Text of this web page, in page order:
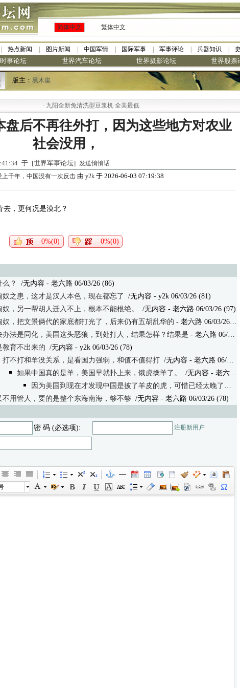
简体中文 繁体中文
热点新闻 图片新闻 中国军情 国际军事 军事评论 兵器知识
事论坛 世界汽车论坛 世界摄影论坛 世界股票
版主： 黑木崖
九阳全新免清洗型豆浆机 全美最低
盘后不再往外打，因为这些地方对农业
社会没用，
于 [世界军事论坛] 发送悄悄话
千年，中国没有一次反击 由 y2k 于 2026-06-03 07:19:38
去，更何况是漠北？
0%(0) 0%(0)
？
/无内容 - 老六路 06/03/26 (86)
之患，这才是汉人本色，现在都忘了
/无内容 - y2k 06/03/26 (81)
，另一帮胡人迁入不上，根本不能根绝。
/无内容 - 老六路 06/03/26 (97)
奴，把文景俩代的家底都打光了，后来仍有五胡乱华的 - 老六路 06/03/26 (82)
办法是同化，美国这头恶狼，到处打人，结果怎样？结果是 - 老六路 06/03/26 (90)
教育不出来的 /无内容 - y2k 06/03/26 (78)
打不打和羊没关系，是看国力强弱，和值不值得打 /无内容 - 老六路 06/03/26 (82)
如果中国真的是羊，美国早就扑上来，饿虎擒羊了。
/无内容 - 老六路 06/03/26 (73)
因为美国到现在才发现中国是披了羊皮的虎，可惜已经太晚了。
/
用管人，要的是整个东海南海，够不够 /无内容 - 老六路 06/03/26 (78)
密 码 (必选项): 注册新用户